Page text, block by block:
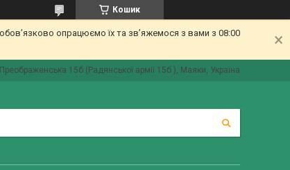
Кошик
опрацюємо їх та зв’яжемося з вами з 08:00
15б (Радянської армії 15б ), Маяки, Україна